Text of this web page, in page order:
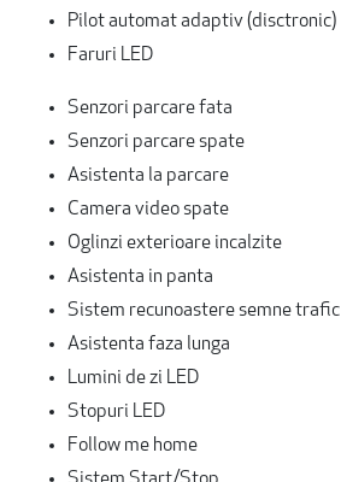
Pilot automat adaptiv (disctronic)
Faruri LED
Senzori parcare fata
Senzori parcare spate
Asistenta la parcare
Camera video spate
Oglinzi exterioare incalzite
Asistenta in panta
Sistem recunoastere semne trafic
Asistenta faza lunga
Lumini de zi LED
Stopuri LED
Follow me home